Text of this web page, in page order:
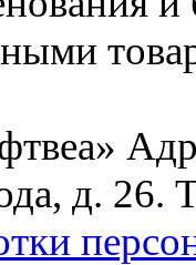
д. 26.